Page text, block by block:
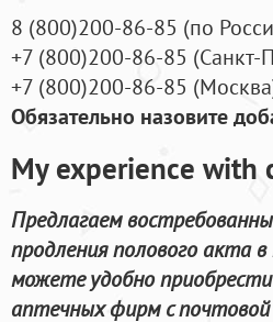
8 (800)200-86-85 (по
+7 (800)200-86-85 (Санкт-
+7 (800)200-86-85 (
Обязательно назовите
My experience with
Предлагаем
продления полового акта
можете удобно
аптечных фирм с